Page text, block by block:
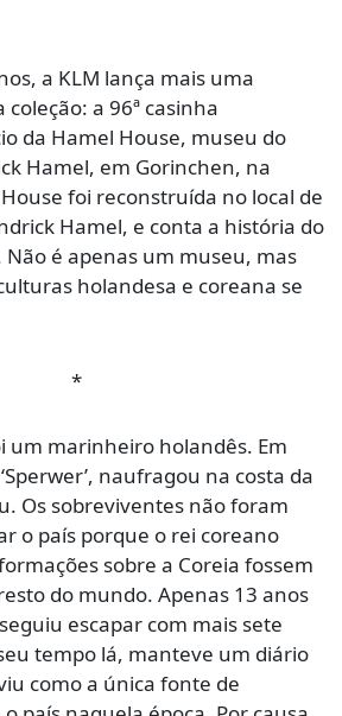
a KLM lança mais uma
a 96ª casinha
da Hamel House, museu do
Hamel, em Gorinchen, na
foi reconstruída no local de
Hamel, e conta a história do
Não é apenas um museu, mas
holandesa e coreana se
*
um marinheiro holandês. Em
naufragou na costa da
Os sobreviventes não foram
o país porque o rei coreano
sobre a Coreia fossem
do mundo. Apenas 13 anos
escapar com mais sete
tempo lá, manteve um diário
como a única fonte de